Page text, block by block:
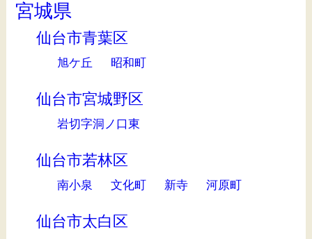
宮城県
仙台市青葉区
旭ケ丘 昭和町
仙台市宮城野区
岩切字洞ノ口東
仙台市若林区
南小泉 文化町 新寺 河原町
仙台市太白区